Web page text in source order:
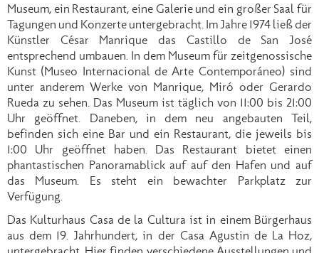
Museum, ein Restaurant, eine Galerie und ein großer Saal für
Tagungen und Konzerte untergebracht. Im Jahre 1974 ließ der
Künstler César Manrique das Castillo de San José
entsprechend umbauen. In dem Museum für zeitgenossische
Kunst (Museo Internacional de Arte Contemporáneo) sind
unter anderem Werke von Manrique, Miró oder Gerardo
Rueda zu sehen. Das Museum ist täglich von 11:00 bis 21:00
Uhr geöffnet. Daneben, in dem neu angebauten Teil,
befinden sich eine Bar und ein Restaurant, die jeweils bis
1:00 Uhr geöffnet haben. Das Restaurant bietet einen
phantastischen Panoramablick auf auf den Hafen und auf
das Museum. Es steht ein bewachter Parkplatz zur
Verfügung.
Das Kulturhaus Casa de la Cultura ist in einem Bürgerhaus
aus dem 19. Jahrhundert, in der Casa Agustin de La Hoz,